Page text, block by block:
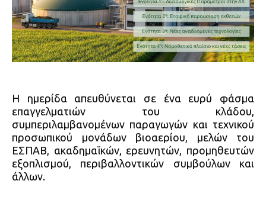
Η ημερίδα απευθύνεται σε ένα ευρύ φάσμα
επαγγελματιών του κλάδου,
συμπεριλαμβανομένων παραγωγών και τεχνικού
προσωπικού μονάδων βιοαερίου, μελών του
ΕΣΠΑΒ, ακαδημαϊκών, ερευνητών, προμηθευτών
εξοπλισμού, περιβαλλοντικών συμβούλων και
άλλων.